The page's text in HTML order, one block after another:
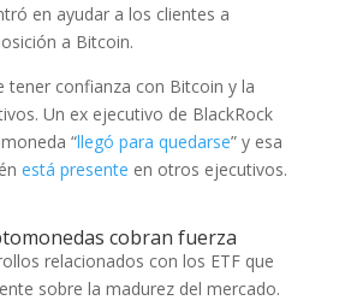
en ayudar a los clientes a
a Bitcoin.
tener confianza con Bitcoin y la
Un ex ejecutivo de BlackRock
“llegó para quedarse” y esa
está presente en otros ejecutivos.
cobran fuerza
relacionados con los ETF que
sobre la madurez del mercado.